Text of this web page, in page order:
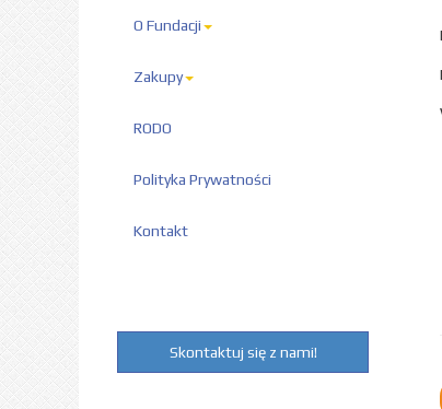
O Fundacji
Zakupy
RODO
Polityka Prywatności
Kontakt
Skontaktuj się z nami!